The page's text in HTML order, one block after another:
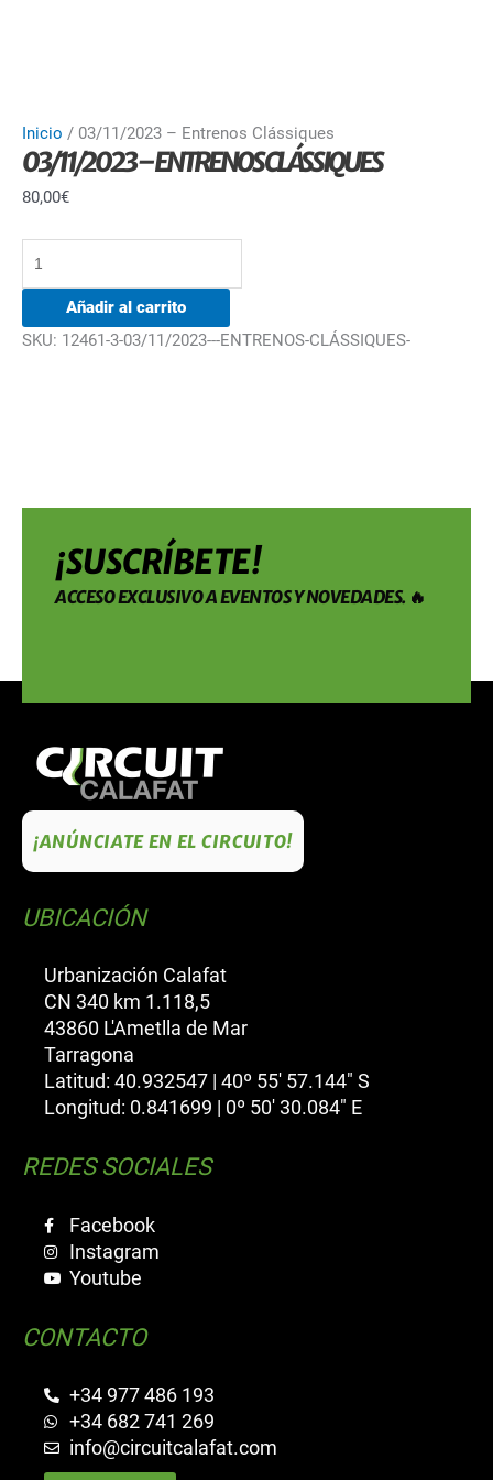
Inicio / 03/11/2023 – Entrenos Clássiques
03/11/2023 – ENTRENOS CLÁSSIQUES
80,00€
Añadir al carrito
SKU: 12461-3-03/11/2023---ENTRENOS-CLÁSSIQUES-
¡SUSCRÍBETE!
ACCESO EXCLUSIVO A EVENTOS Y NOVEDADES. 🔥
¡ANÚNCIATE EN EL CIRCUITO!
UBICACIÓN
Urbanización Calafat
CN 340 km 1.118,5
43860 L'Ametlla de Mar
Tarragona
Latitud: 40.932547 | 40º 55' 57.144" S
Longitud: 0.841699 | 0º 50' 30.084" E
REDES SOCIALES
Facebook
Instagram
Youtube
CONTACTO
+34 977 486 193
+34 682 741 269
info@circuitcalafat.com